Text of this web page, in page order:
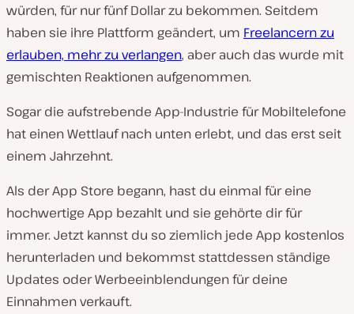
würden, für nur fünf Dollar zu bekommen. Seitdem
haben sie ihre Plattform geändert, um Freelancern zu
erlauben, mehr zu verlangen, aber auch das wurde mit
gemischten Reaktionen aufgenommen.
Sogar die aufstrebende App-Industrie für Mobiltelefone
hat einen Wettlauf nach unten erlebt, und das erst seit
einem Jahrzehnt.
Als der App Store begann, hast du einmal für eine
hochwertige App bezahlt und sie gehörte dir für
immer. Jetzt kannst du so ziemlich jede App kostenlos
herunterladen und bekommst stattdessen ständige
Updates oder Werbeeinblendungen für deine
Einnahmen verkauft.